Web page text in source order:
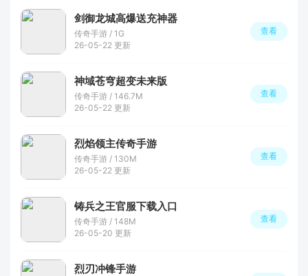
剑御龙城高爆送充神器
传奇手游 / 1G
26-05-22 更新
查看
神域苍穹超变未来版
传奇手游 / 146.7M
26-05-22 更新
查看
烈焰领主传奇手游
传奇手游 / 130M
26-05-22 更新
查看
铸兵之王官服下载入口
传奇手游 / 148M
26-05-20 更新
查看
烈刃冲锋手游